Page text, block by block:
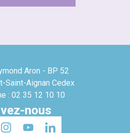
Aron - BP 52
Saint-Aignan Cedex
: 02 35 12 10 10
nous